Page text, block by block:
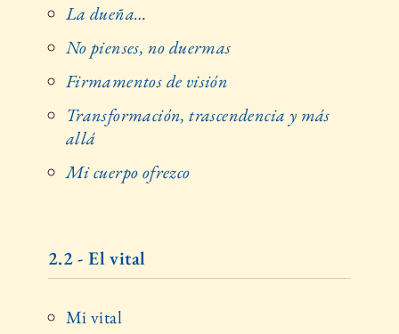
La dueña…
No pienses, no duermas
Firmamentos de visión
Transformación, trascendencia y más
allá
Mi cuerpo ofrezco
2.2 - El vital
Mi vital